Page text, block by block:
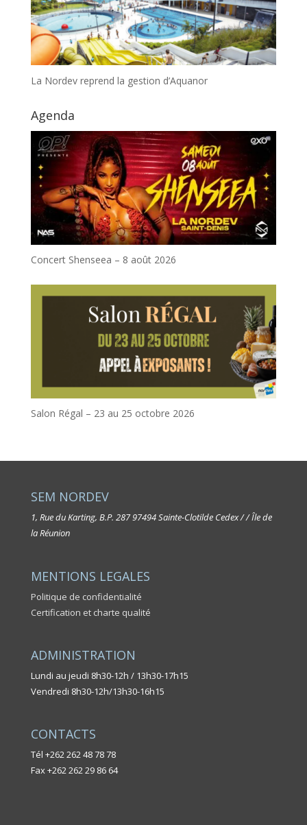
La Nordev reprend la gestion d’Aquanor
Agenda
Concert Shenseea – 8 août 2026
Salon Régal – 23 au 25 octobre 2026
SEM NORDEV
1, Rue du Karting, B.P. 28797494 Sainte-Clotilde Cedex / / Île de
la Réunion
MENTIONS LEGALES
Politique de confidentialité
Certification et charte qualité
ADMINISTRATION
Lundi au jeudi 8h30-12h / 13h30-17h15
Vendredi 8h30-12h/13h30-16h15
CONTACTS
Tél +262 262 48 78 78
Fax +262 262 29 86 64